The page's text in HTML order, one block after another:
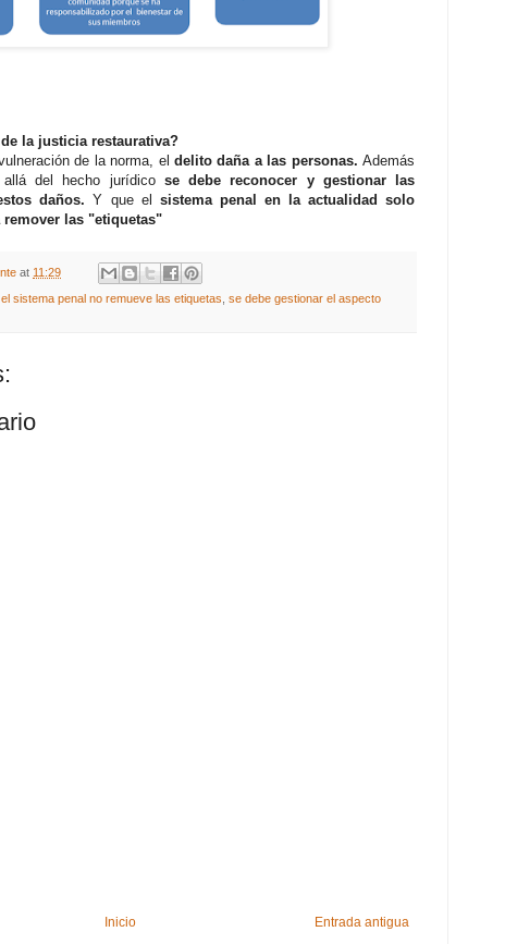
la justicia restaurativa?
de la norma, el delito daña a las personas.Además
del hecho jurídicose debe reconocer y gestionar las
daños. Y que el sistema penal en la actualidad solo
remover las "etiquetas"
at 11:29
el sistema penal no remueve las etiquetas, se debe gestionar el aspecto
Entrada antigua
Inicio